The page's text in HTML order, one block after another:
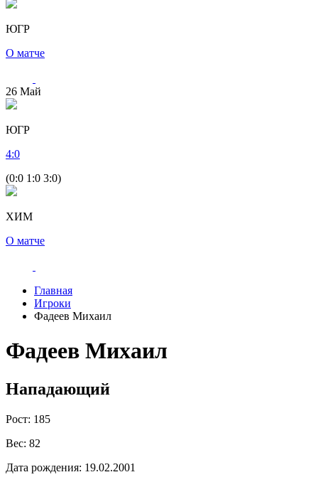
ЮГР
О матче
26 Май
ЮГР
4:0
(0:0 1:0 3:0)
ХИМ
О матче
Главная
Игроки
Фадеев Михаил
Фадеев Михаил
Нападающий
Рост: 185
Вес: 82
Дата рождения: 19.02.2001